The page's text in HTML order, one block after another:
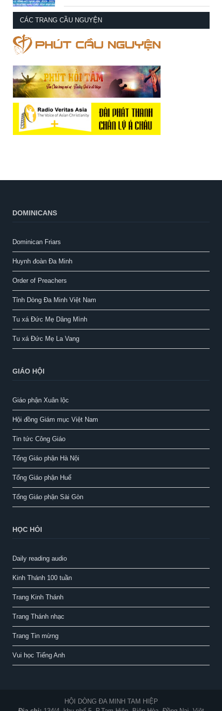
CÁC TRANG CẦU NGUYỆN
DOMINICANS
Dominican Friars
Huynh đoàn Đa Minh
Order of Preachers
Tỉnh Dòng Đa Minh Việt Nam
Tu xá Đức Mẹ Dâng Mình
Tu xá Đức Mẹ La Vang
GIÁO HỘI
Giáo phận Xuân lộc
Hội đồng Giám mục Việt Nam
Tin tức Công Giáo
Tổng Giáo phận Hà Nội
Tổng Giáo phận Huế
Tổng Giáo phận Sài Gòn
HỌC HỎI
Daily reading audio
Kinh Thánh 100 tuần
Trang Kinh Thánh
Trang Thánh nhạc
Trang Tin mừng
Vui học Tiếng Anh
HỘI DÒNG ĐA MINH TAM HIỆP